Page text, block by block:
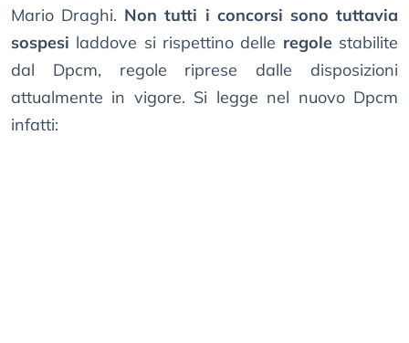
Mario Draghi. Non tutti i concorsi sono tuttavia
sospesi laddove si rispettino delle regolestabilite
dal Dpcm, regole riprese dalle disposizioni
attualmente in vigore. Si legge nel nuovo Dpcm
infatti: